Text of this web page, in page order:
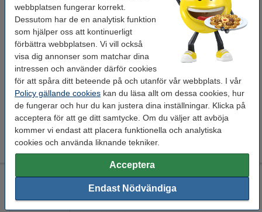
webbplatsen fungerar korrekt.
Dessutom har de en analytisk funktion
som hjälper oss att kontinuerligt
förbättra webbplatsen. Vi vill också
visa dig annonser som matchar dina
intressen och använder därför cookies
för att spåra ditt beteende på och utanför vår webbplats. I vår
Policy gällande cookies kan du läsa allt om dessa cookies, hur
de fungerar och hur du kan justera dina inställningar. Klicka på
acceptera för att ge ditt samtycke. Om du väljer att avböja
kommer vi endast att placera funktionella och analytiska
cookies och använda liknande tekniker.
Acceptera
Endast Nödvändiga
Se specifikationerna och beskrivningen
EU-lager
39,50 kr Beställ
Beställ papper till din Posca penna
Ritblock A3 | 123ink | 200g | 24 ark
75 kr
Färgad Fotokartong 22x33cm | Folia | sorterade färger | 10
ark
45 kr
POSCA PC-1MR Märkpenna 0,7mm lavendel rund
PC-1MR